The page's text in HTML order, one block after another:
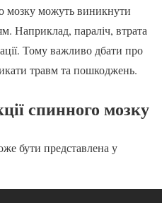
мозку можуть виникнути
Наприклад, параліч, втрата
Тому важливо дбати про
травм та пошкоджень.
спинного мозку
бути представлена у